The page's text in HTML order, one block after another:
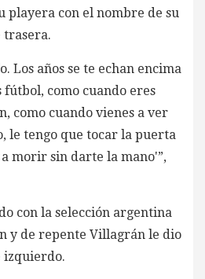
playera con el nombre de su
trasera.
Los años se te echan encima
fútbol, como cuando eres
como cuando vienes a ver
le tengo que tocar la puerta
morir sin darte la mano'”,
con la selección argentina
y de repente Villagrán le dio
izquierdo.